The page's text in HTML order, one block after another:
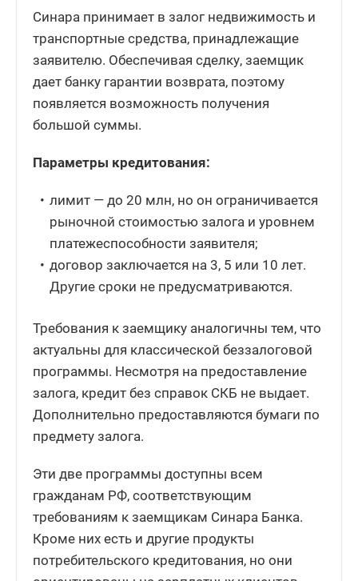
Синара принимает в залог недвижимость и
транспортные средства, принадлежащие
заявителю. Обеспечивая сделку, заемщик
дает банку гарантии возврата, поэтому
появляется возможность получения
большой суммы.
Параметры кредитования:
лимит — до 20 млн, но он ограничивается
рыночной стоимостью залога и уровнем
платежеспособности заявителя;
договор заключается на 3, 5 или 10 лет.
Другие сроки не предусматриваются.
Требования к заемщику аналогичны тем, что
актуальны для классической беззалоговой
программы. Несмотря на предоставление
залога, кредит без справок СКБ не выдает.
Дополнительно предоставляются бумаги по
предмету залога.
Эти две программы доступны всем
гражданам РФ, соответствующим
требованиям к заемщикам Синара Банка.
Кроме них есть и другие продукты
потребительского кредитования, но они